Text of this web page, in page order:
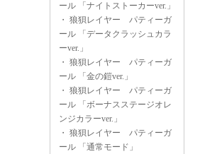
ール 「ナイトストーカーver.」
・ 狼狽レイヤー パティーガ
ール 「データクラッシュカラ
ーver.」
・ 狼狽レイヤー パティーガ
ール 「金の鎧ver.」
・ 狼狽レイヤー パティーガ
ール 「ボーナスステージオレ
ンジカラーver.」
・ 狼狽レイヤー パティーガ
ール 「通常モード」